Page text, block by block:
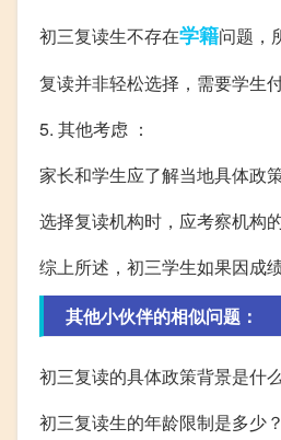
初三复读生不存在学籍问题，
复读并非轻松选择，需要学生
5. 其他考虑 ：
家长和学生应了解当地具体政
选择复读机构时，应考察机构
综上所述，初三学生如果因成
其他小伙伴的相似问题：
初三复读的具体政策背景是什
初三复读生的年龄限制是多少？